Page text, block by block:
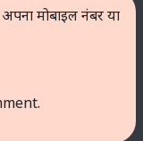
मोबाइल नंबर या